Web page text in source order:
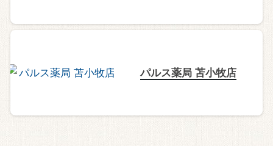
パルス薬局 苫小牧店